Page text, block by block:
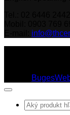
Hľadať: